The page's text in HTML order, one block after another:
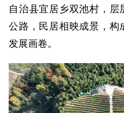
自治县宜居乡双池村，层
公路，民居相映成景，构
发展画卷。